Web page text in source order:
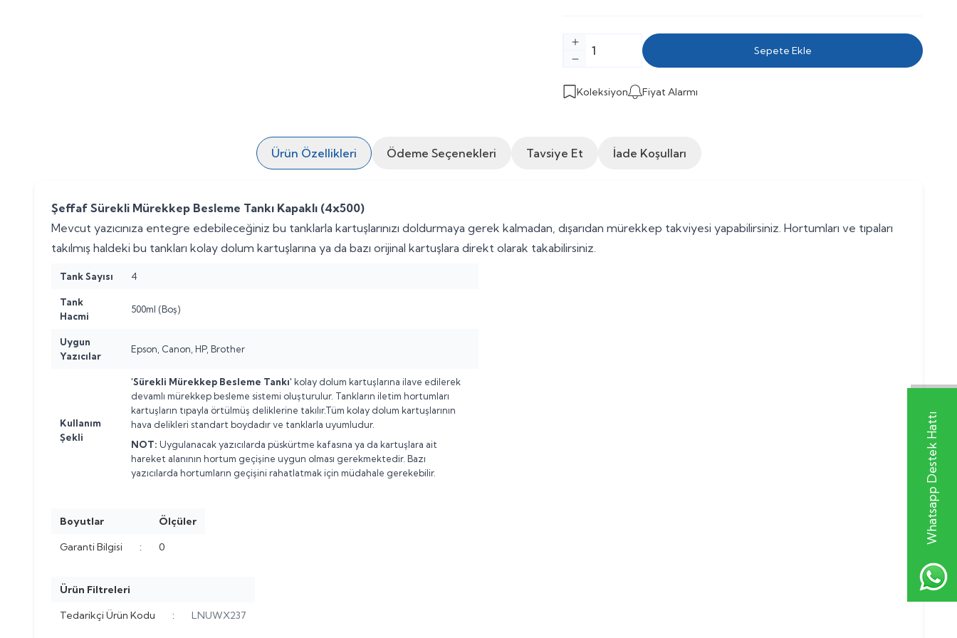
Whatsapp Destek Hattı
Sepete Ekle
Koleksiyon Fiyat Alarmı
Ürün Özellikleri Ödeme Seçenekleri Tavsiye Et İade Koşulları
Şeffaf Sürekli Mürekkep Besleme Tankı Kapaklı (4x500)
Mevcut yazıcınıza entegre edebileceğiniz bu tanklarla kartuşlarınızı doldurmaya gerek kalmadan, dışarıdan mürekkep takviyesi yapabilirsiniz. Hortumları ve tıpaları
takılmış haldeki bu tankları kolay dolum kartuşlarına ya da bazı orijinal kartuşlara direkt olarak takabilirsiniz.
Tank Sayısı 4
Tank
Hacmi
500ml (Boş)
Uygun
Yazıcılar
Epson, Canon, HP, Brother
Kullanım
Şekli
'Sürekli Mürekkep Besleme Tankı' kolay dolum kartuşlarına ilave edilerek
devamlı mürekkep besleme sistemi oluşturulur. Tankların iletim hortumları
kartuşların tıpayla örtülmüş deliklerine takılır.Tüm kolay dolum kartuşlarının
hava delikleri standart boydadır ve tanklarla uyumludur.
NOT: Uygulanacak yazıcılarda püskürtme kafasına ya da kartuşlara ait
hareket alanının hortum geçişine uygun olması gerekmektedir. Bazı
yazıcılarda hortumların geçişini rahatlatmak için müdahale gerekebilir.
Boyutlar
Ölçüler
Garanti Bilgisi
: 0
Ürün Filtreleri
Tedarikçi Ürün Kodu
: LNUWX237